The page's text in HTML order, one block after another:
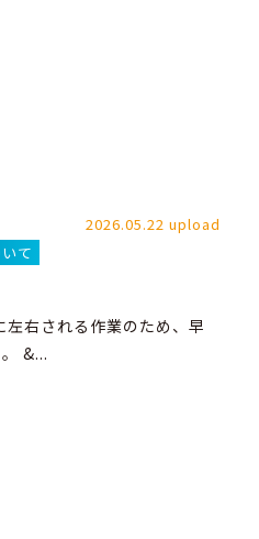
2026.05.22 upload
て
右される作業のため、早
&...